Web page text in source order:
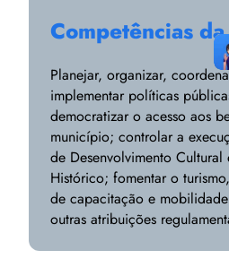
Competências
Planejar, organizar,
implementar políticas
democratizar o acesso aos
município; controlar a
de Desenvolvimento
Histórico; fomentar o
de capacitação e
outras atribuições